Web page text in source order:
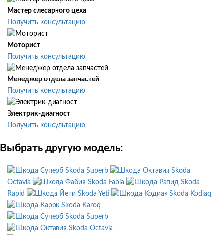
Мастер слесарного цеха
Получить консультацию
Моторист
Получить консультацию
Менеджер отдела запчастей
Получить консультацию
Электрик-диагност
Получить консультацию
Выбрать другую модель:
Skoda Superb
Skoda
Octavia
Skoda Fabia
Skoda
Rapid
Skoda Yeti
Skoda Kodiaq
Skoda Karoq
Skoda Superb
Skoda Octavia